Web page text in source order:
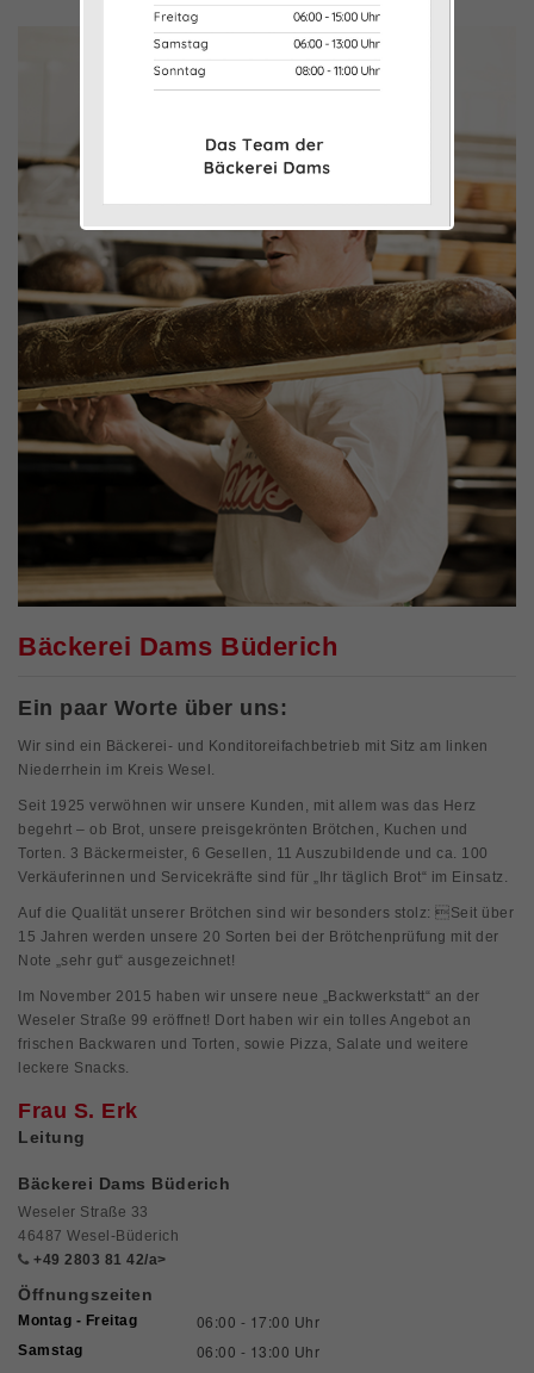
Bäckerei Dams Büderich
Ein paar Worte über uns:
Wir sind ein Bäckerei- und Konditoreifachbetrieb mit Sitz am linken
Niederrhein im Kreis Wesel.
Seit 1925 verwöhnen wir unsere Kunden, mit allem was das Herz
begehrt – ob Brot, unsere preisgekrönten Brötchen, Kuchen und
Torten. 3 Bäckermeister, 6 Gesellen, 11 Auszubildende und ca. 100
Verkäuferinnen und Servicekräfte sind für „Ihr täglich Brot“ im Einsatz.
Auf die Qualität unserer Brötchen sind wir besonders stolz: Seit über
15 Jahren werden unsere 20 Sorten bei der Brötchenprüfung mit der
Note „sehr gut“ ausgezeichnet!
Im November 2015 haben wir unsere neue „Backwerkstatt“ an der
Weseler Straße 99 eröffnet! Dort haben wir ein tolles Angebot an
frischen Backwaren und Torten, sowie Pizza, Salate und weitere
leckere Snacks.
Frau S. Erk
Leitung
Bäckerei Dams Büderich
Weseler Straße 33
46487 Wesel-Büderich
+49 2803 81 42/a>
Öffnungszeiten
Montag - Freitag 06:00 - 17:00 Uhr
Samstag 06:00 - 13:00 Uhr